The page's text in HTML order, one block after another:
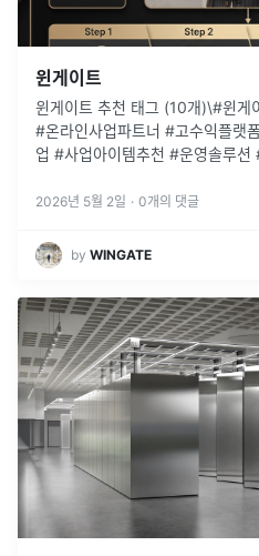
윈게이트
윈게이트 추천 태그 (10개)\#윈게
#온라인사업파트너 #고수익플
업 #사업아이템추천 #운영솔루
2026년 5월 2일 · 0개의 댓글
by WINGATE